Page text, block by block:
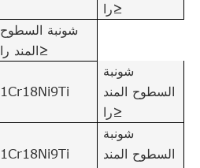
را≥
شونبة السطوح
المند را≥
1Cr18Ni9Ti
شونبة
السطوح المند
را≥
1Cr18Ni9Ti
شونبة
السطوح المند